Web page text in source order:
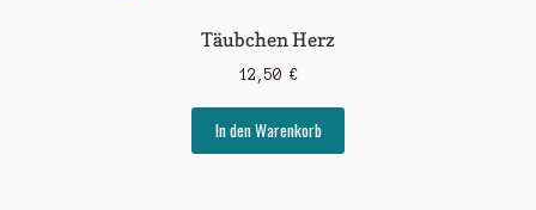
Täubchen Herz
12,50 €
In den Warenkorb